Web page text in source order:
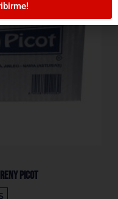
Picot